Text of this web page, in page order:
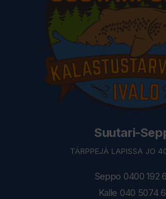
Suutari-
TÄRPPEJÄ LAPISSA JO
Seppo 0400 192
Kalle 040 5074